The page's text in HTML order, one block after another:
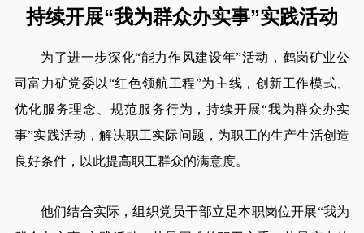
持续开展“我为群众办实事”实践活动
为了进一步深化“能力作风建设年”活动，鹤岗矿业公
司富力矿党委以“红色领航工程”为主线，创新工作模式、
优化服务理念、规范服务行为，持续开展“我为群众办实
事”实践活动，解决职工实际问题，为职工的生产生活创造
良好条件，以此提高职工群众的满意度。
他们结合实际，组织党员干部立足本职岗位开展“我为